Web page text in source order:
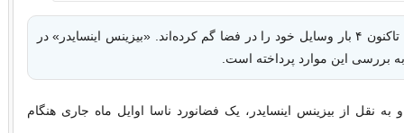
فضانوردان ناسا تاکنون ۴ بار وسایل خود را در فضا گم کرده‌اند. «بیزینس اینسایدر» در
بررسی این موارد پرداخته است.
به نقل از بیزینس اینسایدر، یک فضانورد ناسا اوایل ماه جاری هنگام